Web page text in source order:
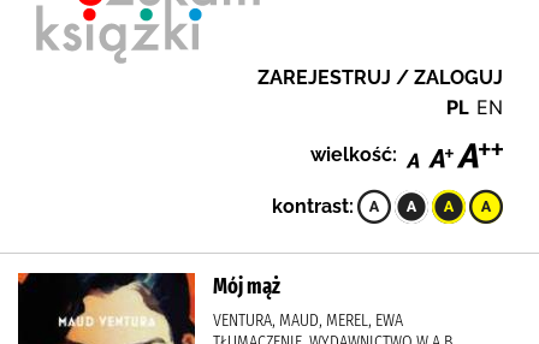
ZAREJESTRUJ / ZALOGUJ
PL EN
wielkość:
kontrast:
Mój mąż
VENTURA, MAUD, MEREL, EWA